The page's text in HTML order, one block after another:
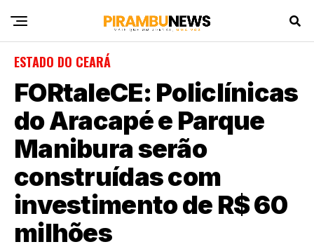
ESTADO DO CEARÁ
FORtaleCE: Policlínicas
do Aracapé e Parque
Manibura serão
construídas com
investimento de R$ 60
milhões